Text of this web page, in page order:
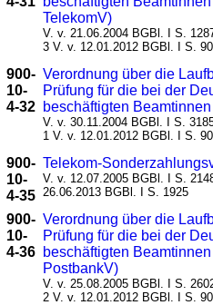
TelekomV)
V. v. 21.06.2004 BGBl. I S.
3 V. v. 12.01.2012 BGBl. I S. 90
900-
10-
4-32
Verordnung über die
Prüfung für die bei der
beschäftigten
V. v. 30.11.2004 BGBl. I S.
1 V. v. 12.01.2012 BGBl. I S. 90
900-
10-
4-35
Telekom-
V. v. 12.07.2005 BGBl. I S.
26.06.2013 BGBl. I S. 1925
900-
10-
4-36
Verordnung über die
Prüfung für die bei der
beschäftigten
PostbankV)
V. v. 25.08.2005 BGBl. I S.
2 V. v. 12.01.2012 BGBl. I S. 90